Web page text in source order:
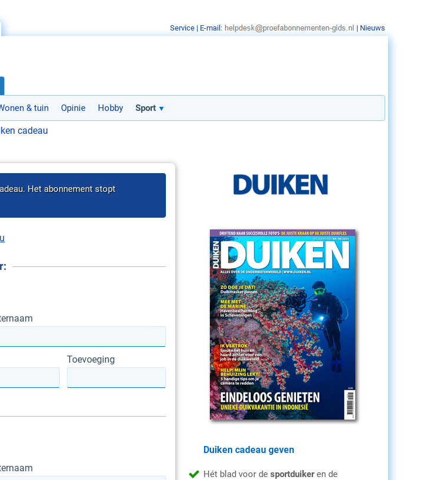
& tuin Opinie Hobby Sport
cadeau
Het abonnement stopt
Toevoeging
Duiken cadeau geven
Hét blad voor de sportduikeren de
Service | E-mail: | Nieuws